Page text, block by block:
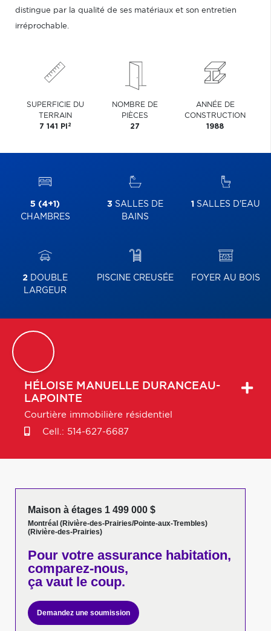
distingue par la qualité de ses matériaux et son entretien
irréprochable.
SUPERFICIE DU
TERRAIN
7 141 PI 2
NOMBRE DE
PIÈCES
27
ANNÉE DE
CONSTRUCTION
1988
5 (4+1)
CHAMBRES
3 SALLES DE
BAINS
1 SALLES D'EAU
2 DOUBLE
LARGEUR
PISCINE CREUSÉE FOYER AU BOIS
HÉLOISE MANUELLE DURANCEAU-
LAPOINTE
Courtière immobilière résidentiel
Cell.: 514-627-6687
Maison à étages 1 499 000 $
Montréal (Rivière-des-Prairies/Pointe-aux-Trembles)
(Rivière-des-Prairies)
Pour votre assurance habitation,
comparez-nous,
ça vaut le coup.
Demandez une soumission